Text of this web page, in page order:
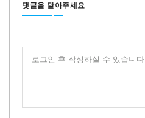
댓글을 달아주세요
로그인 후 작성하실 수 있습니다